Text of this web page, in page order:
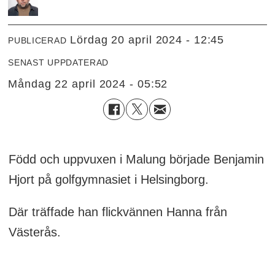
PUBLICERAD lördag 20 april 2024 - 12:45
SENAST UPPDATERAD
måndag 22 april 2024 - 05:52
Född och uppvuxen i Malung började Benjamin
Hjort på golfgymnasiet i Helsingborg.
Där träffade han flickvännen Hanna från
Västerås.